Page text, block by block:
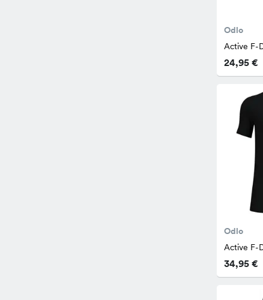
Odlo
Active F-
24,95 €
Odlo
Active F-
34,95 €